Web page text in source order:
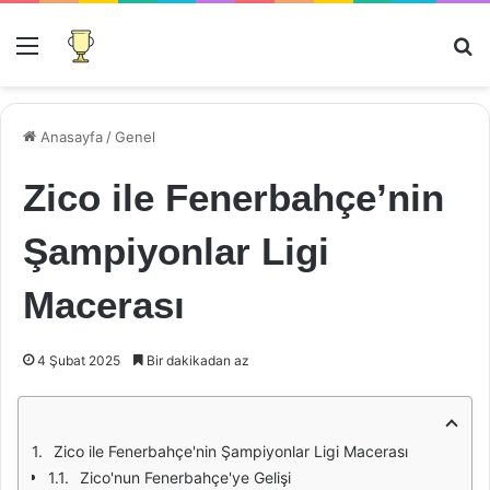
Menü
Anasayfa /Genel
Zico ile Fenerbahçe’nin
Şampiyonlar Ligi
Macerası
4 Şubat 2025 Bir dakikadan az
Zico ile Fenerbahçe'nin Şampiyonlar Ligi Macerası
Zico'nun Fenerbahçe'ye Gelişi